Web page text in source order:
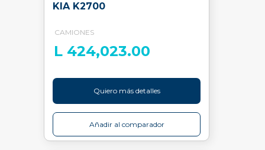
KIA K2700
CAMIONES
L 424,023.00
Quiero más detalles
Añadir al comparador